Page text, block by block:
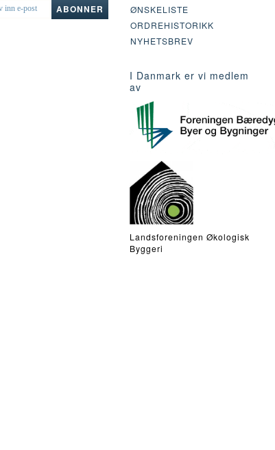
ABONNER
ØNSKELISTE
ORDREHISTORIKK
NYHETSBREV
I Danmark er vi medlem
av
Landsforeningen Økologisk
Byggeri